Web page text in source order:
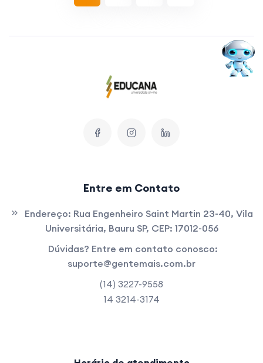
Entre em Contato
Endereço: Rua Engenheiro Saint Martin 23-40, Vila
Universitária, Bauru SP, CEP: 17012-056
Dúvidas? Entre em contato conosco:
suporte@gentemais.com.br
(14) 3227-9558
14 3214-3174